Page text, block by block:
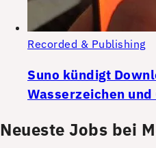
Recorded & Publishing
Suno kündigt
Wasserzeichen
Neueste Jobs bei